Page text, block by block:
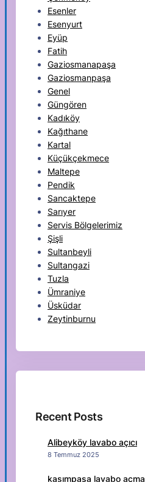
Esenler
Esenyurt
Eyüp
Fatih
Gaziosmanapaşa
Gaziosmanpaşa
Genel
Güngören
Kadıköy
Kağıthane
Kartal
Küçükçekmece
Maltepe
Pendik
Sancaktepe
Sarıyer
Servis Bölgelerimiz
Şişli
Sultanbeyli
Sultangazi
Tuzla
Ümraniye
Üsküdar
Zeytinburnu
Recent Posts
Alibeyköy lavabo açıcı
8 Temmuz 2025
kasımpaşa lavabo açma